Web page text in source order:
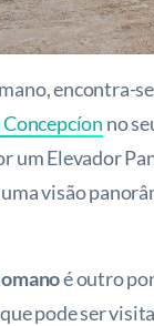
encontra-
no
um Elevador
visão
é outro
pode ser